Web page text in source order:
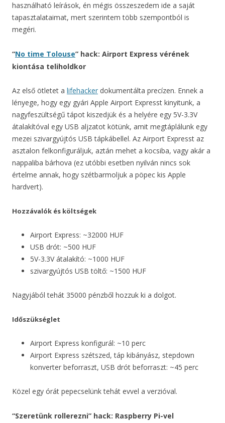
használható leírások, én mégis összeszedem ide a saját
tapasztalataimat, mert szerintem több szempontból is
megéri.
“No time Tolouse” hack: Airport Express vérének
kiontása teliholdkor
Az első ötletet a lifehacker dokumentálta precízen. Ennek a
lényege, hogy egy gyári Apple Airport Expresst kinyitunk, a
nagyfeszültségű tápot kiszedjük és a helyére egy 5V-3.3V
átalakítóval egy USB aljzatot kötünk, amit megtáplálunk egy
mezei szivargyújtós USB tápkábellel. Az Airport Expresst az
asztalon felkonfiguráljuk, aztán mehet a kocsiba, vagy akár a
nappaliba bárhova (ez utóbbi esetben nyilván nincs sok
értelme annak, hogy szétbarmoljuk a pöpec kis Apple
hardvert).
Hozzávalók és költségek
Airport Express: ~32000 HUF
USB drót: ~500 HUF
5V-3.3V átalakító: ~1000 HUF
szivargyújtós USB töltő: ~1500 HUF
Nagyjából tehát 35000 pénzből hozzuk ki a dolgot.
Időszükséglet
Airport Express konfigurál: ~10 perc
Airport Express szétszed, táp kibányász, stepdown
konverter beforraszt, USB drót beforraszt: ~45 perc
Közel egy órát pepecselünk tehát evvel a verzióval.
“Szeretünk rollerezni” hack: Raspberry Pi-vel